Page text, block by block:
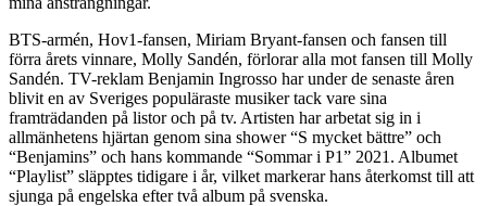
BTS-armén, Hov1-fansen, Miriam Bryant-fansen och fansen till
förra årets vinnare, Molly Sandén, förlorar alla mot fansen till Molly
Sandén. TV-reklam Benjamin Ingrosso har under de senaste åren
blivit en av Sveriges populäraste musiker tack vare sina
framträdanden på listor och på tv. Artisten har arbetat sig in i
allmänhetens hjärtan genom sina shower “S mycket bättre” och
“Benjamins” och hans kommande “Sommar i P1” 2021. Albumet
“Playlist” släpptes tidigare i år, vilket markerar hans återkomst till att
sjunga på engelska efter två album på svenska.